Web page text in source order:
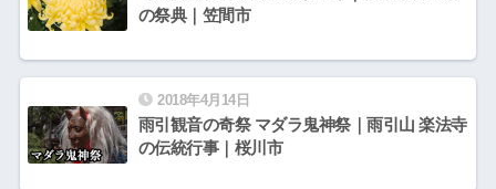
の祭典｜笠間市
2018年4月14日
雨引観音の奇祭 マダラ鬼神祭｜雨引山 楽法寺
の伝統行事｜桜川市